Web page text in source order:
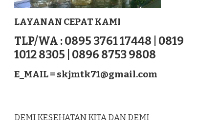
LAYANAN CEPAT KAMI
TLP/WA : 0895 3761 17448 | 0819
1012 8305 | 0896 8753 9808
E_MAIL = skjmtk71@gmail.com
DEMI KESEHATAN KITA DAN DEMI